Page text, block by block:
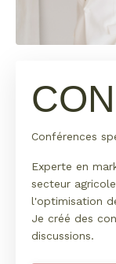
Conférences
Experte en
secteur
l'optimisation
Je créé des
discussions.